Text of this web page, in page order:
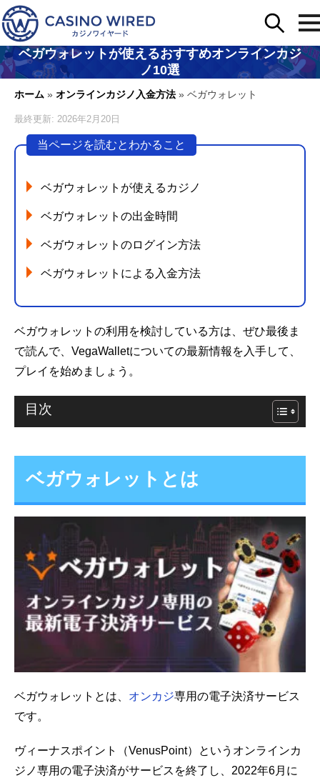
ベガウォレットが使えるおすすめオンラインカジ
ノ10選
ホーム » オンラインカジノ入金方法 » ベガウォレット
最終更新: 2026年2月20日
当ページを読むとわかること
ベガウォレットが使えるカジノ
ベガウォレットの出金時間
ベガウォレットのログイン方法
ベガウォレットによる入金方法
ベガウォレットの利用を検討している方は、ぜひ最後ま
で読んで、VegaWalletについての最新情報を入手して、
プレイを始めましょう。
目次
ベガウォレットとは
ベガウォレットとは、 オンカジ専用の電子決済サービス
です。
ヴィーナスポイント（VenusPoint）というオンラインカ
ジノ専用の電子決済がサービスを終了し、2022年6月に